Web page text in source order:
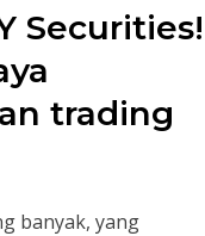
Securities!
trading
banyak, yang